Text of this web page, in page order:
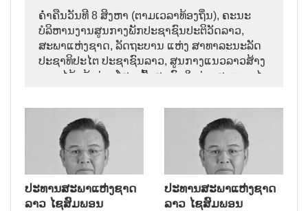
ຄ່ຳຄືນວັນທີ 8 ສິງຫາ (ຕາມເວລາທ້ອງຖິ່ນ), ຄະນະ
ບໍລິຫານງານສູນກາງພັກປະຊາຊົນປະຕິວັດລາວ,
ສະພາແຫ່ງຊາດ, ລັດຖະບານ ແຫ່ງ ສາທາລະນະລັດ
ປະຊາທິປະໄຕ ປະຊາຊົນລາວ, ສູນກາງແນວລາວສ້າງ
ຊາດ ໄດ້ແຈ້ງຂ່າວໂສກເສົ້າສະຫຼົດໃຈວ່າ: ສະຫາຍ ໄຊ
ໄດ້ເຖິງແກ່ມໍລະນະກຳ ໃນອາຍຸ 70 ປີ, ຫຼັງຈາກປ່ວຍ
ຮ້າຍແຮງມາເປັນໄລຍະໜຶ່ງ.
ປະທານສະພາແຫ່ງຊາດ
ລາວ ໄຊສົມພອນ
ປະທານສະພາແຫ່ງຊາດ
ລາວ ໄຊສົມພອນ